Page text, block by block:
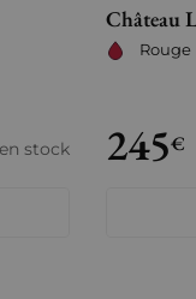
stock
Château
Rouge
245€